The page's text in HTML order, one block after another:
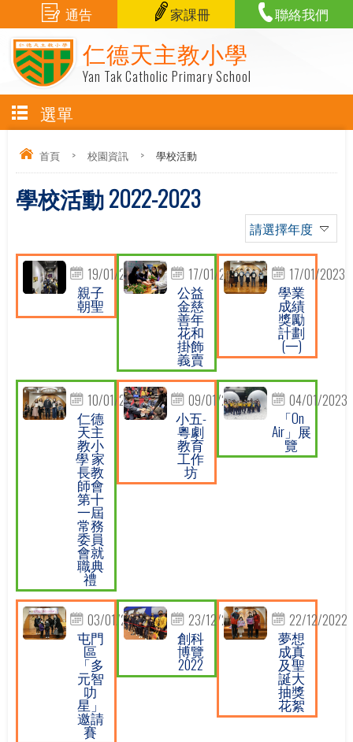
仁德天主教小學
Yan Tak Catholic Primary School
通告 家課冊 聯絡我們
選單
首頁 > 校園資訊 > 學校活動
學校活動 2022-2023
請選擇年度
19/01/2023
親子
朝聖
17/01/2023
公益
金慈
善年
花和
掛飾
義賣
17/01/2023
學業
成績
獎勵
計劃
(一)
10/01/2023
仁德
天主
教小
學 家
長教
師會
第十
一屆
常務
委員
會就
職典
禮
09/01/2023
小五-
粵劇
教育
工作
坊
04/01/2023
「On
Air」展
覽
03/01/2023
屯門
區
「多
元智
叻
星」
邀請
賽
23/12/2022
創科
博覽
2022
22/12/2022
夢想
成真
及聖
誕大
抽獎
花絮